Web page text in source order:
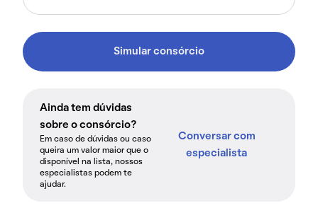
Simular consórcio
Ainda tem dúvidas
sobre o consórcio?
Em caso de dúvidas ou caso
queira um valor maior que o
disponível na lista, nossos
especialistas podem te
ajudar.
Conversar com
especialista